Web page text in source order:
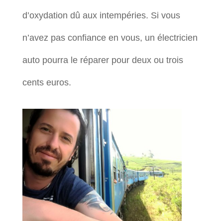
d’oxydation dû aux intempéries. Si vous
n’avez pas confiance en vous, un électricien
auto pourra le réparer pour deux ou trois
cents euros.